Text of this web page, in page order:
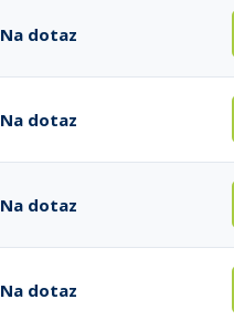
Na dotaz
Na dotaz
Na dotaz
Na dotaz